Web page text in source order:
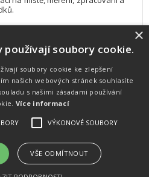
a publikaci výsledků
vyvinutý na zakázku. Lze
výsledky komentátorovi na
nepatrným zpožděním na
zakázáno.
na různých malých i velkých sportovních
pořádáním sportovních akcí.
×
soubory cookie.
soubory cookie ke zlepšení
našich webových stránek souhlasíte
s našimi zásadami používání
Více informací
VÝKONOVÉ SOUBORY
VŠE ODMÍTNOUT